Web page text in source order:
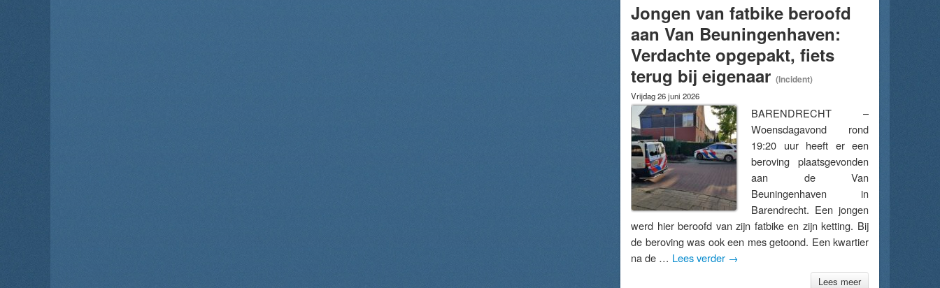
Jongen van fatbike beroofd
aan Van Beuningenhaven:
Verdachte opgepakt, fiets
terug bij eigenaar (Incident)
Vrijdag 26 juni 2026
BARENDRECHT –
Woensdagavond rond
19:20 uur heeft er een
beroving plaatsgevonden
aan de Van
Beuningenhaven in
Barendrecht. Een jongen
werd hier beroofd van zijn fatbike en zijn ketting. Bij
de beroving was ook een mes getoond. Een kwartier
na de … Lees verder →
Lees meer